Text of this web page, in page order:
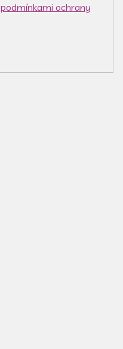
podmínkami ochrany